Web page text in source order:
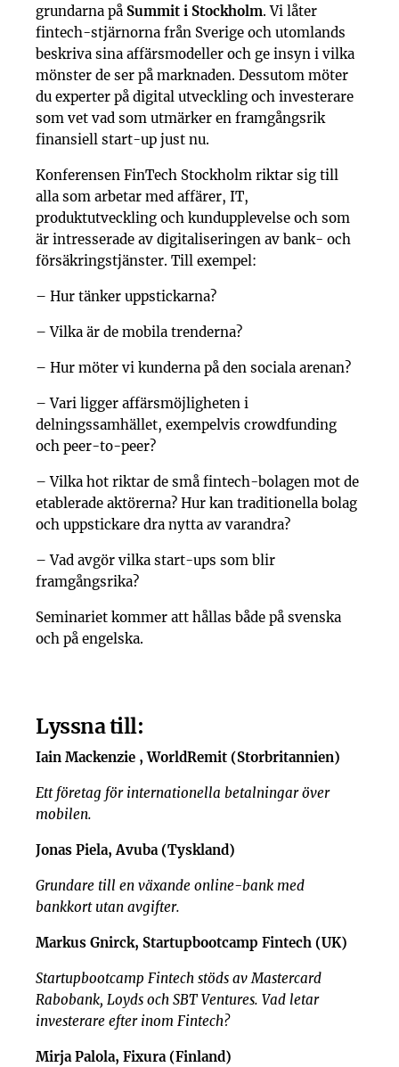
grundarna på Summit i Stockholm. Vi låter
fintech-stjärnorna från Sverige och utomlands
beskriva sina affärsmodeller och ge insyn i vilka
mönster de ser på marknaden. Dessutom möter
du experter på digital utveckling och investerare
som vet vad som utmärker en framgångsrik
finansiell start-up just nu.
Konferensen FinTech Stockholm riktar sig till
alla som arbetar med affärer, IT,
produktutveckling och kundupplevelse och som
är intresserade av digitaliseringen av bank- och
försäkringstjänster. Till exempel:
– Hur tänker uppstickarna?
– Vilka är de mobila trenderna?
– Hur möter vi kunderna på den sociala arenan?
– Vari ligger affärsmöjligheten i
delningssamhället, exempelvis crowdfunding
och peer-to-peer?
– Vilka hot riktar de små fintech-bolagen mot de
etablerade aktörerna? Hur kan traditionella bolag
och uppstickare dra nytta av varandra?
– Vad avgör vilka start-ups som blir
framgångsrika?
Seminariet kommer att hållas både på svenska
och på engelska.
Lyssna till:
Iain Mackenzie , WorldRemit (Storbritannien)
Ett företag för internationella betalningar över
mobilen.
Jonas Piela, Avuba (Tyskland)
Grundare till en växande online-bank med
bankkort utan avgifter.
Markus Gnirck, Startupbootcamp Fintech (UK)
Startupbootcamp Fintech stöds av Mastercard
Rabobank, Loyds och SBT Ventures. Vad letar
investerare efter inom Fintech?
Mirja Palola, Fixura (Finland)